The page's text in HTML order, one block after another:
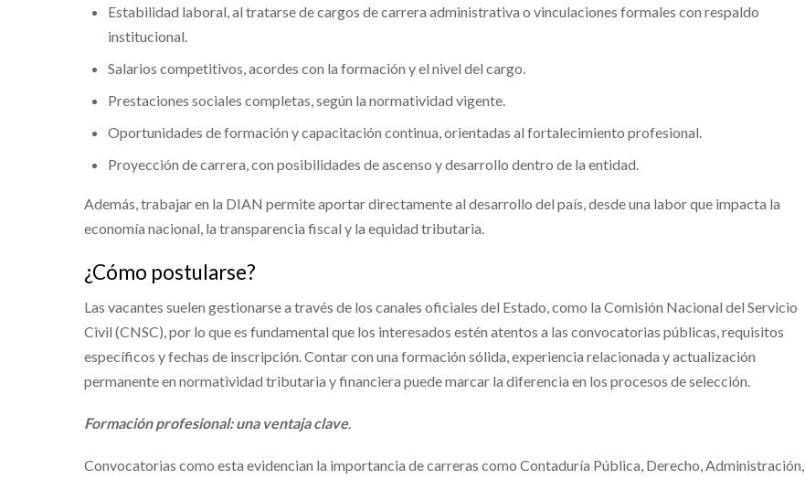
Estabilidad laboral, al tratarse de cargos de carrera administrativa o vinculaciones formales con respaldo
institucional.
Salarios competitivos, acordes con la formación y el nivel del cargo.
Prestaciones sociales completas, según la normatividad vigente.
Oportunidades de formación y capacitación continua, orientadas al fortalecimiento profesional.
Proyección de carrera, con posibilidades de ascenso y desarrollo dentro de la entidad.
Además, trabajar en la DIAN permite aportar directamente al desarrollo del país, desde una labor que impacta la
economía nacional, la transparencia fiscal y la equidad tributaria.
¿Cómo postularse?
Las vacantes suelen gestionarse a través de los canales oficiales del Estado, como la Comisión Nacional del Servicio
Civil (CNSC), por lo que es fundamental que los interesados estén atentos a las convocatorias públicas, requisitos
específicos y fechas de inscripción. Contar con una formación sólida, experiencia relacionada y actualización
permanente en normatividad tributaria y financiera puede marcar la diferencia en los procesos de selección.
Formación profesional: una ventaja clave.
Convocatorias como esta evidencian la importancia de carreras como Contaduría Pública, Derecho, Administración,